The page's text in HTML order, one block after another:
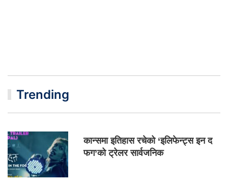
Trending
कान्समा इतिहास रचेको ‘इलिफेन्ट्स इन द
फग’को ट्रेलर सार्वजनिक